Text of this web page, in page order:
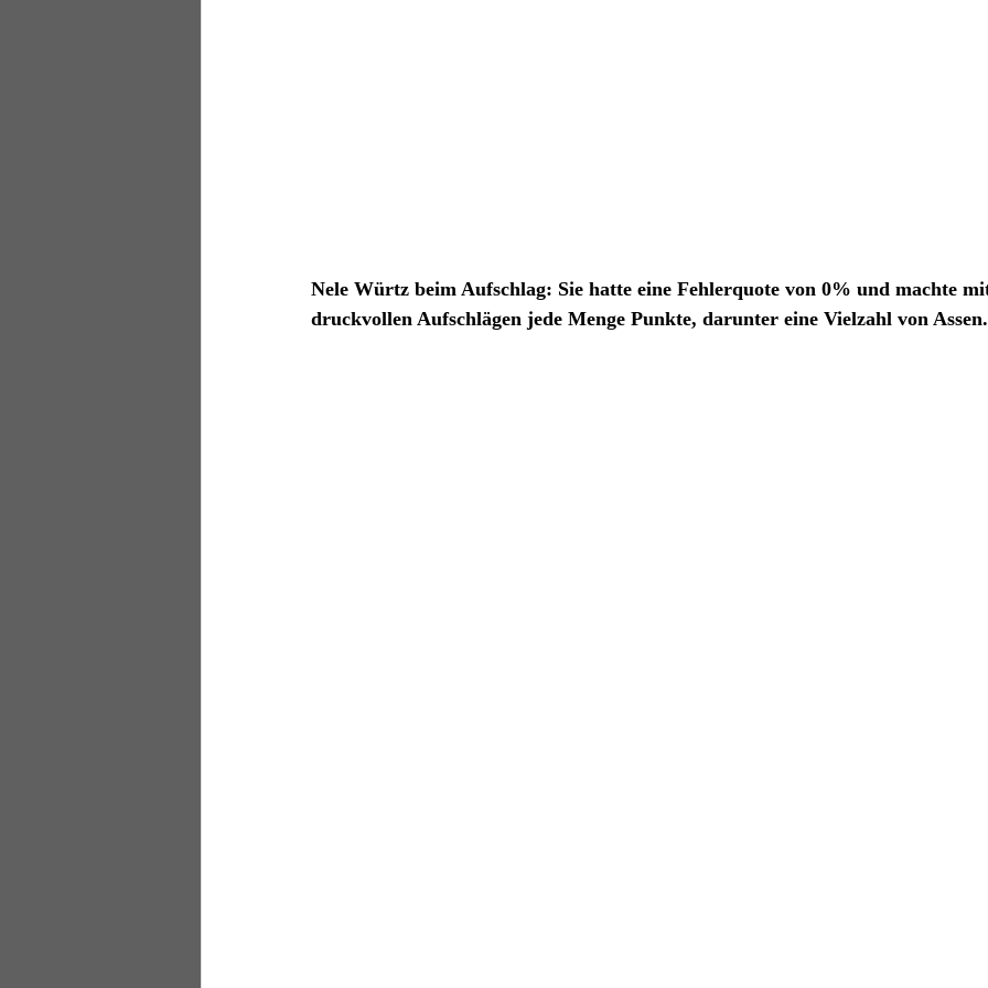
Nele Würtz beim Aufschlag: Sie hatte eine Fehlerquote von 0% und machte
druckvollen Aufschlägen jede Menge Punkte, darunter eine Vielzahl von Assen.